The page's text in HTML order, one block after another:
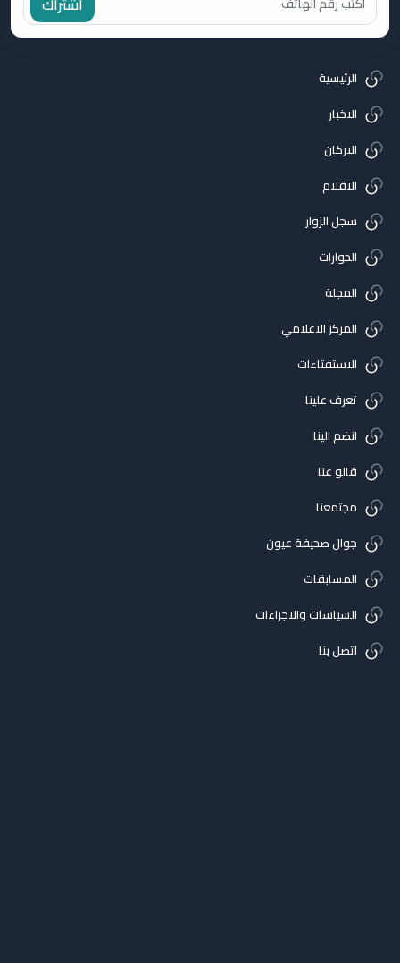
اشتراك
الرئيسية
الاخبار
الاركان
الاقلام
سجل الزوار
الحوارات
المجلة
المركز الاعلامي
الاستفتاءات
تعرف علينا
انضم الينا
قالو عنا
مجتمعنا
جوال صحيفة عيون
المسابقات
السياسات والاجراءات
اتصل بنا